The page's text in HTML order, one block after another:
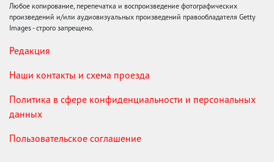
Любое копирование, перепечатка и воспроизведение фотографических
произведений и/или аудиовизуальных произведений правообладателя Getty
Images - строго запрещено.
Редакция
Наши контакты и схема проезда
Политика в сфере конфиденциальности и персональных
данных
Пользовательское соглашение